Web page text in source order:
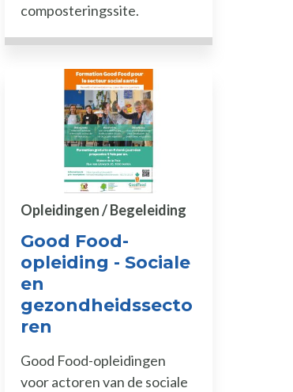
composteringssite.
Good Food-
opleiding - Sociale
en
gezondheidssecto
ren
Opleidingen / Begeleiding
Good Food-opleidingen
voor actoren van de sociale